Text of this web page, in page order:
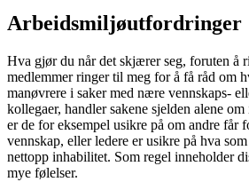
Arbeidsmiljøutfordringer
Hva gjør du når det skjærer seg, foruten å
medlemmer ringer til meg for å få råd om
manøvrere i saker med nære vennskaps-
kollegaer, handler sakene sjelden alene
er de for eksempel usikre på om andre får
vennskap, eller ledere er usikre på hva
nettopp inhabilitet. Som regel inneholder
mye følelser.